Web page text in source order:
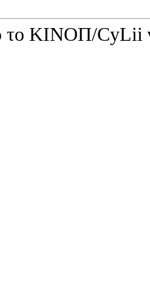
το ΚΙΝOΠ/CyLii